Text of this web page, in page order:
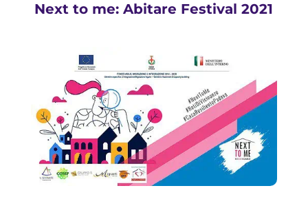
Next to me: Abitare Festival 2021